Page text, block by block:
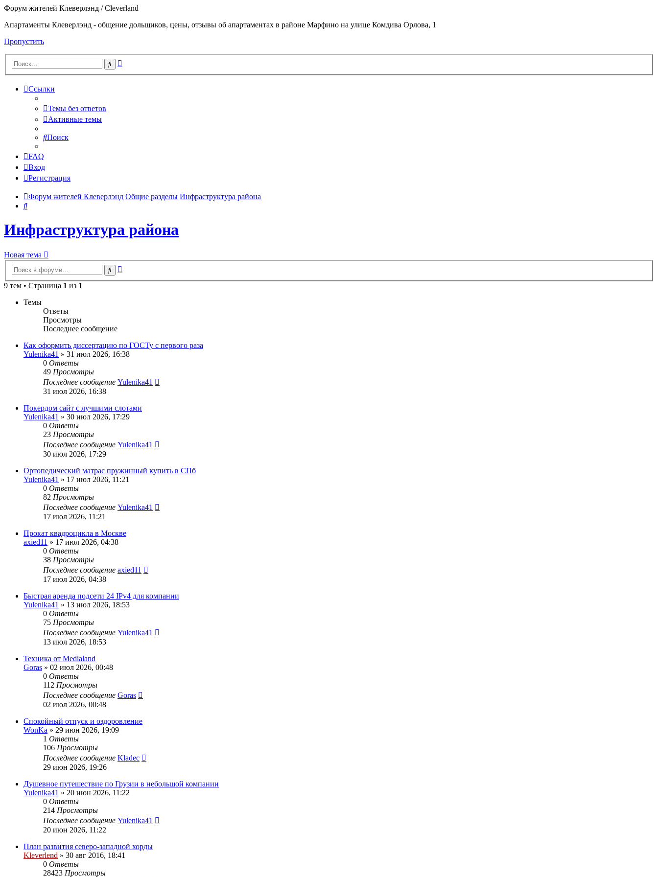
Форум жителей Клеверлэнд / Cleverland
Апартаменты Клеверлэнд - общение дольщиков, цены, отзывы об апартаментах в районе Марфино на улице Комдива Орлова, 1
Пропустить
Поиск
Ссылки
Темы без ответов
Активные темы
Поиск
FAQ
Вход
Регистрация
Форум жителей Клеверлэнд Общие разделы Инфраструктура района
Поиск
Инфраструктура района
Новая тема
Поиск
9 тем • Страница 1 из 1
Темы
Ответы
Просмотры
Последнее сообщение
Как оформить диссертацию по ГОСТу с первого раза
Yulenika41 » 31 июл 2026, 16:38
0 Ответы
49 Просмотры
Последнее сообщение Yulenika41
31 июл 2026, 16:38
Покердом сайт с лучшими слотами
Yulenika41 » 30 июл 2026, 17:29
0 Ответы
23 Просмотры
Последнее сообщение Yulenika41
30 июл 2026, 17:29
Ортопедический матрас пружинный купить в СПб
Yulenika41 » 17 июл 2026, 11:21
0 Ответы
82 Просмотры
Последнее сообщение Yulenika41
17 июл 2026, 11:21
Прокат квадроцикла в Москве
axied11 » 17 июл 2026, 04:38
0 Ответы
38 Просмотры
Последнее сообщение axied11
17 июл 2026, 04:38
Быстрая аренда подсети 24 IPv4 для компании
Yulenika41 » 13 июл 2026, 18:53
0 Ответы
75 Просмотры
Последнее сообщение Yulenika41
13 июл 2026, 18:53
Техника от Medialand
Goras » 02 июл 2026, 00:48
0 Ответы
112 Просмотры
Последнее сообщение Goras
02 июл 2026, 00:48
Спокойный отпуск и оздоровление
WonKa » 29 июн 2026, 19:09
1 Ответы
106 Просмотры
Последнее сообщение Kladec
29 июн 2026, 19:26
Душевное путешествие по Грузии в небольшой компании
Yulenika41 » 20 июн 2026, 11:22
0 Ответы
214 Просмотры
Последнее сообщение Yulenika41
20 июн 2026, 11:22
План развития северо-западной хорды
Kleverlend » 30 авг 2016, 18:41
0 Ответы
28423 Просмотры